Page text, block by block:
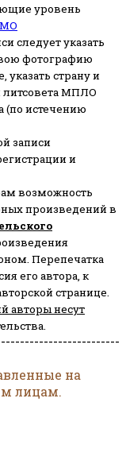
уровень
следует указать
фотографию
указать страну и
литсовета МПЛО
(по истечению
записи
и
возможность
произведений в
Перепечатка
его автора, к
странице.
авторы несут
на
лицам.